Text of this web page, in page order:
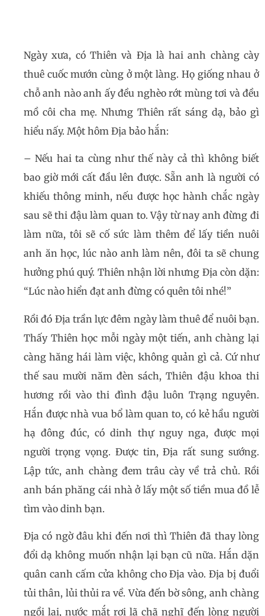
Ngày xưa, có Thiên và Địa là hai anh chàng cày
thuê cuốc mướn cùng ở một làng. Họ giống nhau ở
chỗ anh nào anh ấy đều nghèo rớt mùng tơi và đều
mồ côi cha mẹ. Nhưng Thiên rất sáng dạ, bảo gì
hiểu nấy. Một hôm Địa bảo hắn:
– Nếu hai ta cùng như thế này cả thì không biết
bao giờ mới cất đầu lên được. Sẵn anh là người có
khiếu thông minh, nếu được học hành chắc ngày
sau sẽ thi đậu làm quan to. Vậy từ nay anh đừng đi
làm nữa, tôi sẽ cố sức làm thêm để lấy tiền nuôi
anh ăn học, lúc nào anh làm nên, đôi ta sẽ chung
hưởng phú quý. Thiên nhận lời nhưng Địa còn dặn:
“Lúc nào hiển đạt anh đừng có quên tôi nhé!”
Rồi đó Địa trần lực đêm ngày làm thuê để nuôi bạn.
Thấy Thiên học mỗi ngày một tiến, anh chàng lại
càng hăng hái làm việc, không quản gì cả. Cứ như
thế sau mười năm đèn sách, Thiên đậu khoa thi
hương rồi vào thi đình đậu luôn Trạng nguyên.
Hắn được nhà vua bổ làm quan to, có kẻ hầu người
hạ đông đúc, có dinh thự nguy nga, được mọi
người trọng vọng. Được tin, Địa rất sung sướng.
Lập tức, anh chàng đem trâu cày về trả chủ. Rồi
anh bán phăng cái nhà ở lấy một số tiền mua đồ lễ
tìm vào dinh bạn.
Địa có ngờ đâu khi đến nơi thì Thiên đã thay lòng
đổi dạ không muốn nhận lại bạn cũ nữa. Hắn dặn
quân canh cấm cửa không cho Địa vào. Địa bị đuổi
tủi thân, lủi thủi ra về. Vừa đến bờ sông, anh chàng
ngồi lại, nước mắt rơi lã chã nghĩ đến lòng người